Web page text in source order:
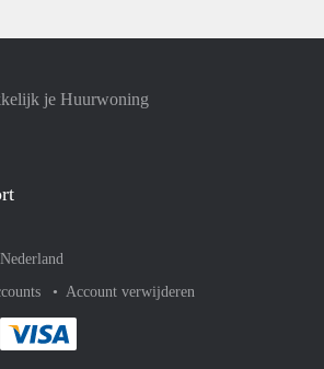
je Huurwoning
Nederland
Account verwijderen
met Paypalaf met Mastercard
rekent gemakkelijk af met Meastro